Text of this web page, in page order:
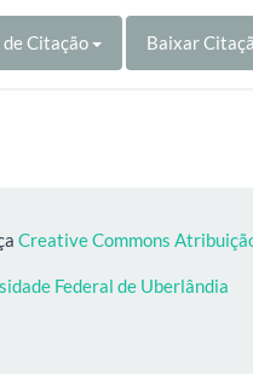
de Citação Baixar
Creative Commons
Federal de Uberlândia